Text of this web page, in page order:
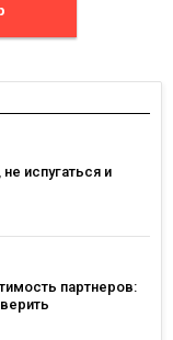
испугаться и
партнеров: